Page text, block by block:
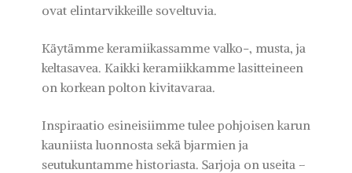
ovat elintarvikkeille soveltuvia.
Käytämme keramiikassamme valko-, musta, ja
keltasavea. Kaikki keramiikkamme lasitteineen
on korkean polton kivitavaraa.
Inspiraatio esineisiimme tulee pohjoisen karun
kauniista luonnosta sekä bjarmien ja
seutukuntamme historiasta. Sarjoja on useita –